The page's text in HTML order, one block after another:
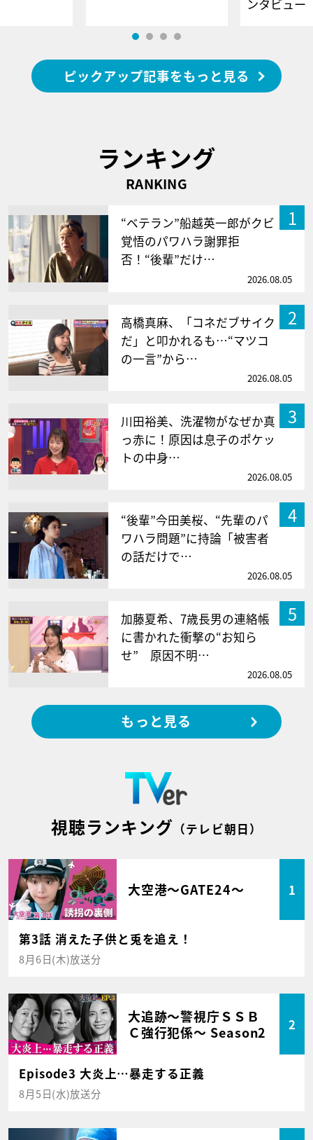
ンタビュー
ピックアップ記事をもっと見る
ランキング
RANKING
1
“ベテラン”船越英一郎がクビ
覚悟のパワハラ謝罪拒
否！“後輩”だけ…
2026.08.05
2
高橋真麻、「コネだブサイク
だ」と叩かれるも…“マツコ
の一言”から…
2026.08.05
3
川田裕美、洗濯物がなぜか真
っ赤に！原因は息子のポケッ
トの中身…
2026.08.05
4
“後輩”今田美桜、“先輩のパ
ワハラ問題”に持論「被害者
の話だけで…
2026.08.05
5
加藤夏希、7歳長男の連絡帳
に書かれた衝撃の“お知ら
せ” 原因不明…
2026.08.05
もっと見る
視聴ランキング （テレビ朝日）
大空港～GATE24～ 1
第3話 消えた子供と兎を追え！
8月6日(木)放送分
大追跡～警視庁ＳＳＢ
Ｃ強行犯係～ Season2
2
Episode3 大炎上…暴走する正義
8月5日(水)放送分